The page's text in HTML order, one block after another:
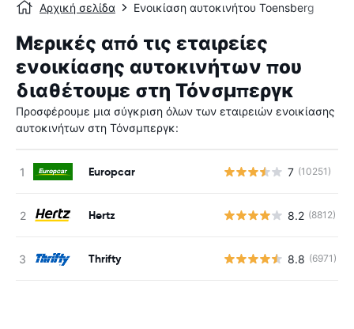
Αρχική σελίδα Ενοικίαση αυτοκινήτου Toensberg
Μερικές από τις εταιρείες
ενοικίασης αυτοκινήτων που
διαθέτουμε στη Τόνσμπεργκ
Προσφέρουμε μια σύγκριση όλων των εταιρειών ενοικίασης
αυτοκινήτων στη Τόνσμπεργκ:
Europcar 7 (10251)
Hertz 8.2 (8812)
Thrifty 8.8 (6971)